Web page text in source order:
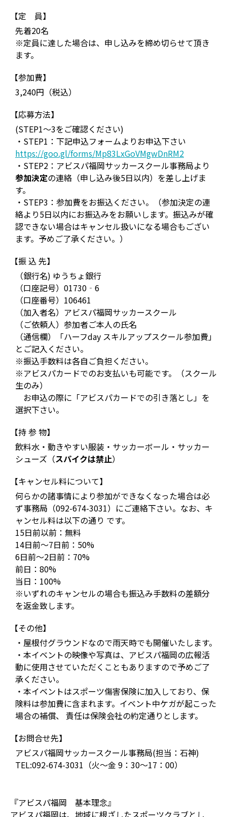
【定 員】
先着20名
※定員に達した場合は、申し込みを締め切らせて頂き
ます。
【参加費】
3,240円（税込）
【応募方法】
(STEP1～3をご確認ください)
・STEP1：下記申込フォームよりお申込下さい
https://goo.gl/forms/Mp83LxGoVMgwDnRM2
・STEP2：アビスパ福岡サッカースクール事務局より
参加決定の連絡（申し込み後5日以内）を差し上げま
す。
・STEP3：参加費をお振込ください。（参加決定の連
絡より5日以内にお振込みをお願いします。振込みが確
認できない場合はキャンセル扱いになる場合もござい
ます。予めご了承ください。）
【振 込 先】
（銀行名) ゆうちょ銀行
（口座記号）01730‐6
（口座番号）106461
（加入者名）アビスパ福岡サッカースクール
（ご依頼人）参加者ご本人の氏名
（通信欄）「ハーフday スキルアップスクール参加費」
とご記入ください。
※振込手数料は各自ご負担ください。
※アビスパカードでのお支払いも可能です。（スクール
生のみ）
お申込の際に「アビスパカードでの引き落とし」を
選択下さい。
【持 参 物】
飲料水・動きやすい服装・サッカーボール・サッカー
シューズ（スパイクは禁止）
【キャンセル料について】
何らかの諸事情により参加ができなくなった場合は必
ず事務局（092-674-3031）にご連絡下さい。なお、キ
ャンセル料は以下の通り です。
15日前以前：無料
14日前～7日前：50%
6日前～2日前：70%
前日：80%
当日：100%
※いずれのキャンセルの場合も振込み手数料の差額分
を返金致します。
【その他】
・屋根付グラウンドなので雨天時でも開催いたします。
・本イベントの映像や写真は、アビスパ福岡の広報活
動に使用させていただくこともありますので予めご了
承ください。
・本イベントはスポーツ傷害保険に加入しており、保
険料は参加費に含まれます。イベント中ケガが起こった
場合の補償、 責任は保険会社の約定通りとします。
【お問合せ先】
アビスパ福岡サッカースクール事務局(担当：石神)
TEL:092-674-3031（火～金 9：30～17：00）
『アビスパ福岡 基本理念』
アビスパ福岡は、地域に根ざしたスポーツクラブとし